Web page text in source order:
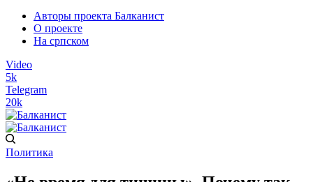
Авторы проекта Балканист
О проекте
На српском
Video
5k
Telegram
20k
Политика